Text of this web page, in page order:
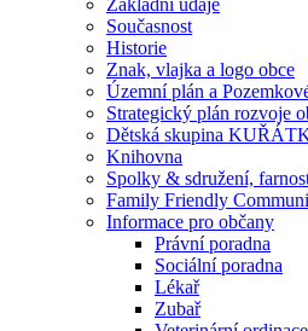
Základní údaje
Současnost
Historie
Znak, vlajka a logo obce
Územní plán a
Strategický plán rozvoje
Dětská skupina
Knihovna
Spolky & sdružení,
Family Friendly
Informace pro občany
Právní poradna
Sociální poradna
Lékař
Zubař